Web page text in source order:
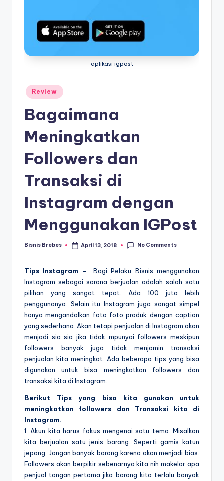
aplikasi igpost
Posted
in
Review
Bagaimana
Meningkatkan
Followers dan
Transaksi di
Instagram dengan
Menggunakan IGPost
Posted
Bisnis Brebes April 13, 2018 No Comments
Tips Instagram –
Bagi Pelaku Bisnis menggunakan
Instagram sebagai sarana berjualan adalah salah satu
pilihan yang sangat tepat. Ada 100 juta lebih
penggunanya. Selain itu Instagram juga sangat simpel
hanya mengandalkan foto foto produk dengan caption
yang sederhana. Akan tetapi penjualan di Instagram akan
menjadi sia sia jika tidak mpunyai followers meskipun
followers banyak juga tidak menjamin transaksi
penjualan kita meningkat. Ada beberapa tips yang bisa
digunakan untuk bisa meningkatkan followers dan
transaksi kita di Instagram.
Berikut Tips yang bisa kita gunakan untuk
meningkatkan followers dan Transaksi kita di
Instagram.
1. Akun kita harus fokus mengenai satu tema. Misalkan
kita berjualan satu jenis barang. Seperti gamis katun
jepang. Jangan banyak barang karena akan menjadi bias.
Followers akan berpikir sebenarnya kita nih makelar apa
penjual tangan pertama jika barang kita terlalu banyak